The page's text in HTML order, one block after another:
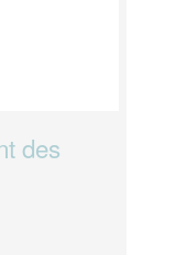
des